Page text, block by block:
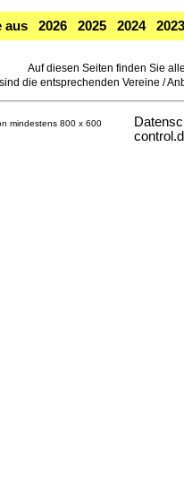
aus 2026 2025 2024 2023
Auf diesen Seiten finden Sie
die entsprechenden Vereine /
mindestens 800 x 600